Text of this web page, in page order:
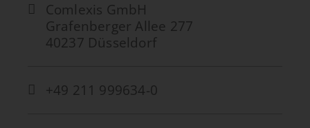
Comlexis GmbH
Grafenberger Allee 277
40237 Düsseldorf
+49 211 999634-0